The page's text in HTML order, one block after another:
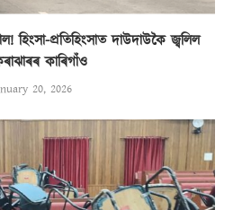
হিংসা-প্ৰতিহিংসাত দাউদাউকৈ জ্বলিল
কাৰিগাঁও
20, 2026